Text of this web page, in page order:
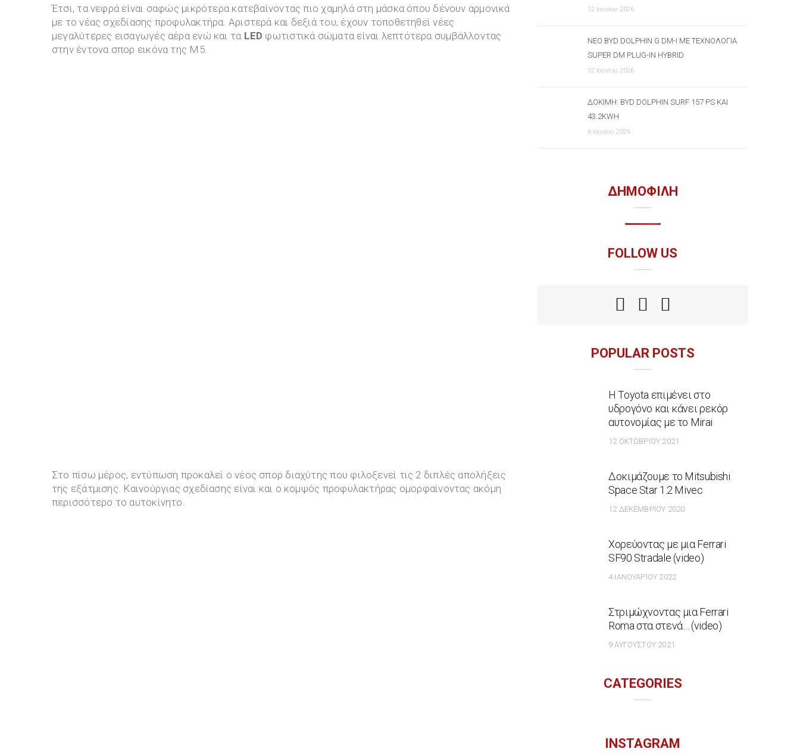
Έτσι, τα νεφρά είναι σαφώς μικρότερα κατεβαίνοντας πιο χαμηλά στη μάσκα όπου δένουν αρμονικά
με το νέας σχεδίασης προφυλακτήρα. Αριστερά και δεξιά του, έχουν τοποθετηθεί νέες
μεγαλύτερες εισαγωγές αέρα ενώ και τα LED φωτιστικά σώματα είναι λεπτότερα συμβάλλοντας
στην έντονα σπορ εικόνα της M5.
Στο πίσω μέρος, εντύπωση προκαλεί ο νέος σπορ διαχύτης που φιλοξενεί τις 2 διπλές απολήξεις
της εξάτμισης. Καινούργιας σχεδίασης είναι και ο κομψός προφυλακτήρας ομορφαίνοντας ακόμη
περισσότερο το αυτοκίνητο.
12 Ιουνίου 2026
ΝΈΟ BYD DOLPHIN G DM-I ΜΕ ΤΕΧΝΟΛΟΓΊΑ
SUPER DM PLUG-IN HYBRID
12 Ιουνίου 2026
ΔΟΚΙΜΉ: BYD DOLPHIN SURF 157 PS ΚΑΙ
43.2KWH
6 Ιουνίου 2026
ΔΗΜΟΦΙΛΗ
FOLLOW US
POPULAR POSTS
Η Toyota επιμένει στο
υδρογόνο και κάνει ρεκόρ
αυτονομίας με το Mirai
12 ΟΚΤΩΒΡΊΟΥ 2021
Δοκιμάζουμε το Mitsubishi
Space Star 1.2 Mivec
12 ΔΕΚΕΜΒΡΊΟΥ 2020
Χορεύοντας με μια Ferrari
SF90 Stradale (video)
4 ΙΑΝΟΥΑΡΊΟΥ 2022
Στριμώχνοντας μια Ferrari
Roma στα στενά… (video)
9 ΑΥΓΟΎΣΤΟΥ 2021
CATEGORIES
INSTAGRAM